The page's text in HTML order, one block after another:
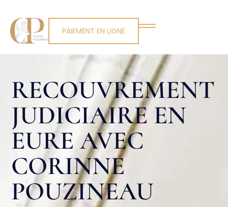
PAIEMENT EN LIGNE
RECOUVREMENT
JUDICIAIRE EN
EURE AVEC
CORINNE
POUZINEAU